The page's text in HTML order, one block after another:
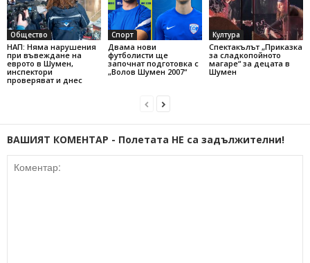
Общество
НАП: Няма нарушения
при въвеждане на
еврото в Шумен,
инспектори
проверяват и днес
Спорт
Двама нови
футболисти ще
започнат подготовка с
„Волов Шумен 2007“
Култура
Спектакълът „Приказка
за сладкопойното
магаре“ за децата в
Шумен
ВАШИЯТ КОМЕНТАР - Полетата НЕ са задължителни!